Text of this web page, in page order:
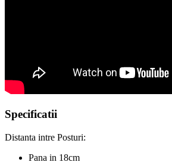
Specificatii
Distanta intre Posturi:
Pana in 18cm